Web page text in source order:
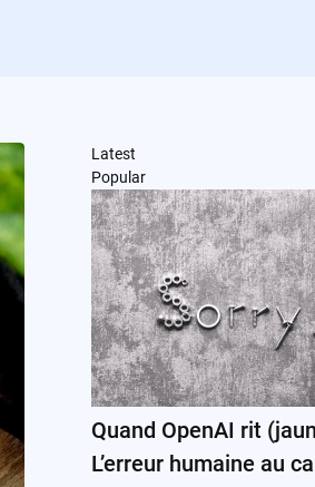
Latest
Popular
Quand OpenAI rit
L’erreur humaine au